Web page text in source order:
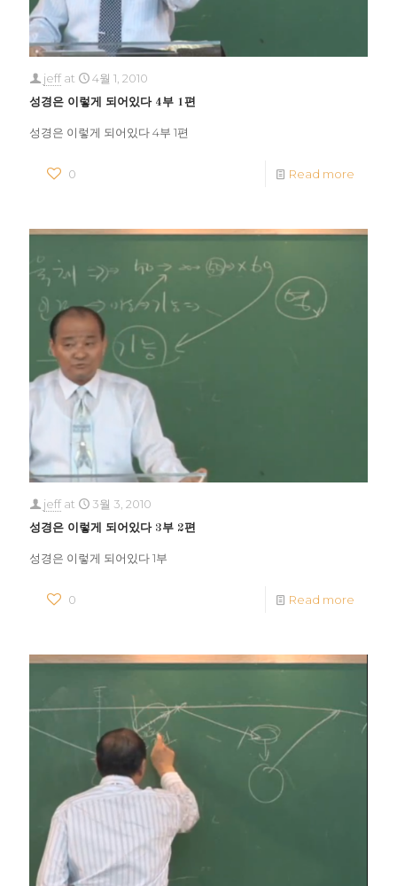
jeff at 4월 1, 2010
성경은 이렇게 되어있다 4부 1편
성경은 이렇게 되어있다 4부 1편
0 Read more
jeff at 3월 3, 2010
성경은 이렇게 되어있다 3부 2편
성경은 이렇게 되어있다 1부
0 Read more